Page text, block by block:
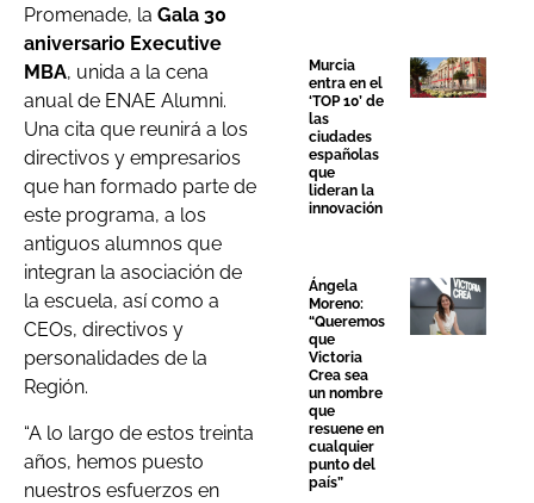
Promenade, la Gala 30
aniversario Executive
MBA, unida a la cena
anual de ENAE Alumni.
Una cita que reunirá a los
directivos y empresarios
que han formado parte de
este programa, a los
antiguos alumnos que
integran la asociación de
la escuela, así como a
CEOs, directivos y
personalidades de la
Región.
“A lo largo de estos treinta
años, hemos puesto
nuestros esfuerzos en
Murcia
entra en el
‘TOP 10’ de
las
ciudades
españolas
que
lideran la
innovación
Ángela
Moreno:
“Queremos
que
Victoria
Crea sea
un nombre
que
resuene en
cualquier
punto del
país”